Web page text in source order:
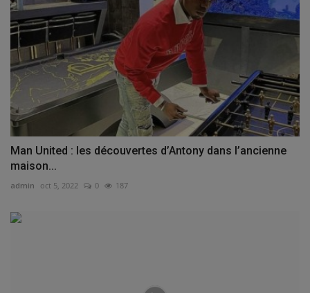
Man United : les découvertes d’Antony dans l’ancienne
maison...
admin oct 5, 2022 0 187